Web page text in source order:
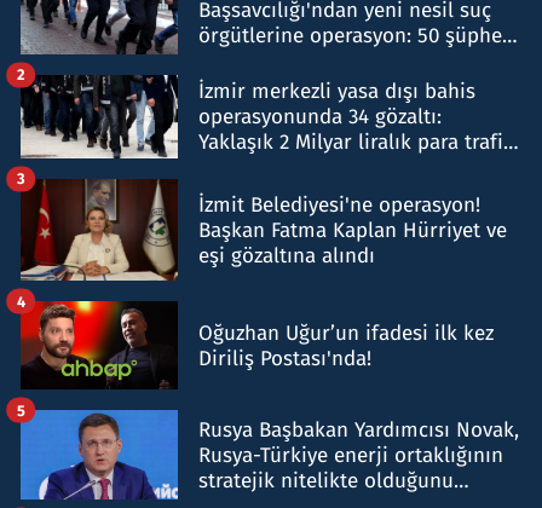
Başsavcılığı'ndan yeni nesil suç
örgütlerine operasyon: 50 şüpheli
İzmir merkezli yasa dışı bahis
operasyonunda 34 gözaltı:
Yaklaşık 2 Milyar liralık para trafiği
2
İzmit Belediyesi'ne operasyon!
Başkan Fatma Kaplan Hürriyet ve
eşi gözaltına alındı
3
Oğuzhan Uğur’un ifadesi ilk kez
Diriliş Postası'nda!
4
Rusya Başbakan Yardımcısı Novak,
Rusya-Türkiye enerji ortaklığının
stratejik nitelikte olduğunu
5